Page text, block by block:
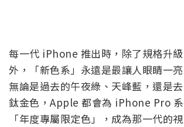
每一代 iPhone 推出時，除了規格升
外，「新色系」永遠是最讓人眼睛一
無論是過去的午夜綠、天峰藍，還是
鈦金色，Apple 都會為 iPhone Pro
「年度專屬限定色」，成為那一代的